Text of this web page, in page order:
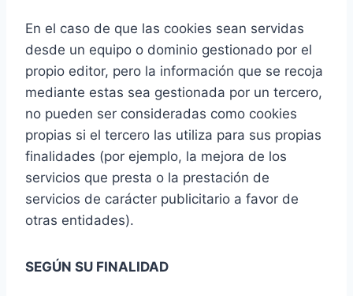
En el caso de que las cookies sean servidas
desde un equipo o dominio gestionado por el
propio editor, pero la información que se recoja
mediante estas sea gestionada por un tercero,
no pueden ser consideradas como cookies
propias si el tercero las utiliza para sus propias
finalidades (por ejemplo, la mejora de los
servicios que presta o la prestación de
servicios de carácter publicitario a favor de
otras entidades).
SEGÚN SU FINALIDAD